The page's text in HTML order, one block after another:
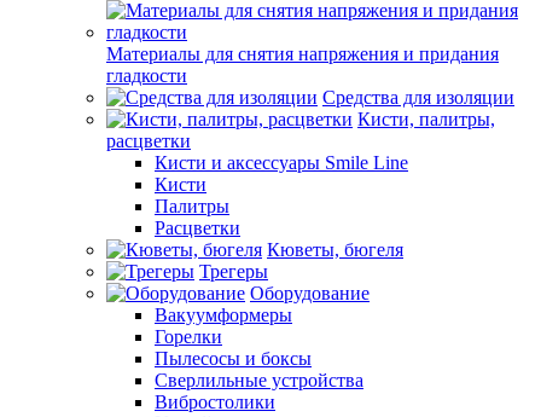
Материалы для снятия напряжения и придания
гладкости
Средства для изоляции
Кисти, палитры,
расцветки
Кисти и аксессуары Smile Line
Кисти
Палитры
Расцветки
Кюветы, бюгеля
Трегеры
Оборудование
Вакуумформеры
Горелки
Пылесосы и боксы
Сверлильные устройства
Вибростолики